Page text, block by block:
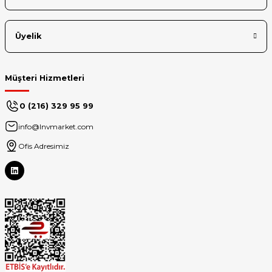
Üyelik
Müşteri Hizmetleri
0 (216) 329 95 99
info@lnvmarket.com
Ofis Adresimiz